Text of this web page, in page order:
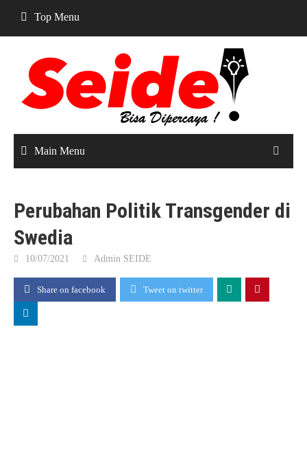
content
Top Menu
Main Menu
Perubahan Politik Transgender di
Swedia
10/07/2021 Admin SEIDE
Share on facebook Tweet on twitter